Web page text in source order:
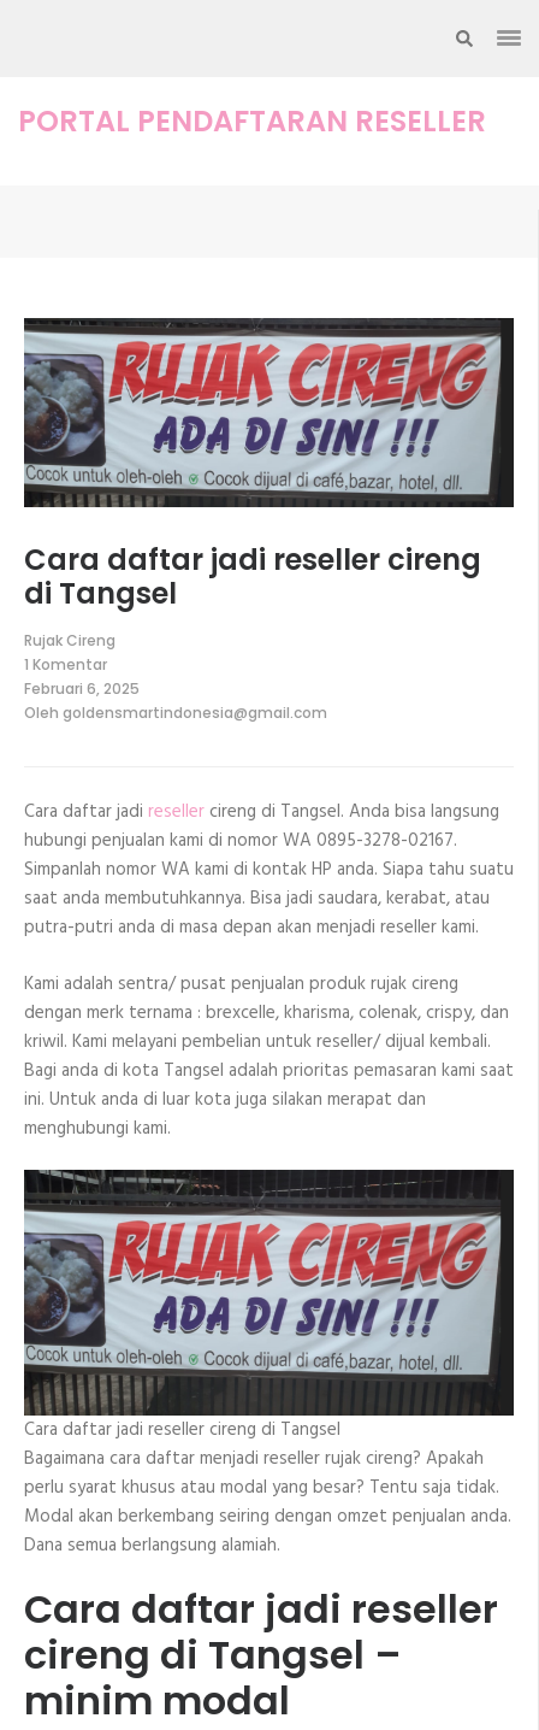
Enter)PORTAL PENDAFTARAN RESELLER
Cara daftar jadi reseller cireng
di Tangsel
Rujak Cireng
1 Komentar
pada
daftar
Tangsel
Februari 6, 2025
Oleh goldensmartindonesia@gmail.com
Cara daftar jadi reseller cireng di Tangsel. Anda bisa langsung
hubungi penjualan kami di nomor WA 0895-3278-02167.
Simpanlah nomor WA kami di kontak HP anda. Siapa tahu suatu
saat anda membutuhkannya. Bisa jadi saudara, kerabat, atau
putra-putri anda di masa depan akan menjadi reseller kami.
Kami adalah sentra/ pusat penjualan produk rujak cireng
dengan merk ternama : brexcelle, kharisma, colenak, crispy, dan
kriwil. Kami melayani pembelian untuk reseller/ dijual kembali.
Bagi anda di kota Tangsel adalah prioritas pemasaran kami saat
ini. Untuk anda di luar kota juga silakan merapat dan
menghubungi kami.
Cara daftar jadi reseller cireng di Tangsel
Bagaimana cara daftar menjadi reseller rujak cireng? Apakah
perlu syarat khusus atau modal yang besar? Tentu saja tidak.
Modal akan berkembang seiring dengan omzet penjualan anda.
Dana semua berlangsung alamiah.
Cara daftar jadi reseller
cireng di Tangsel –
minim modal